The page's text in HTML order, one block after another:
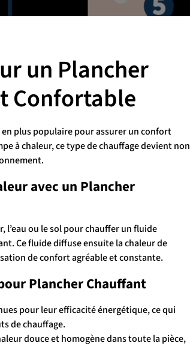
un Plancher
Confortable
plus populaire pour assurer un confort
à chaleur, ce type de chauffage devient non
avec un Plancher
l’eau ou le sol pour chauffer un fluide
Ce fluide diffuse ensuite la chaleur de
de confort agréable et constante.
Plancher Chauffant
pour leur efficacité énergétique, ce qui
de chauffage.
douce et homogène dans toute la pièce,